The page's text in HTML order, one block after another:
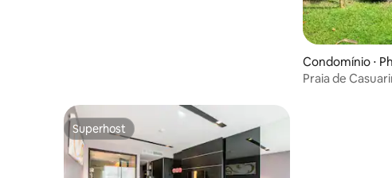
Condomínio ⋅
Praia de
Superhost
Superhost